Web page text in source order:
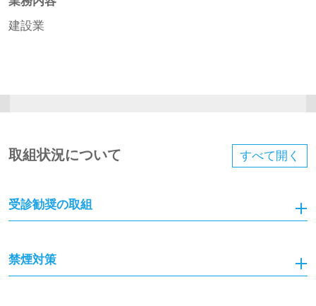
建設業
すべて 開く
取組状況について
受診勧奨の取組
禁煙対策